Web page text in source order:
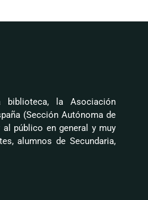
la Asociación
(Sección Autónoma de
público en general y muy
alumnos de Secundaria,